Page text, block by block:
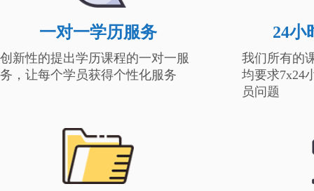
一对一学历服务
创新性的提出学历课程的一对一服
务，让每个学员获得个性化服务
24小
我们所有的
均要求7x24
员问题